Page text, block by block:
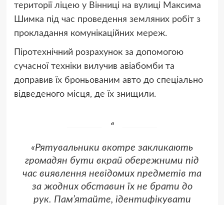
території ліцею у Вінниці на вулиці Максима
Шимка під час проведення земляних робіт з
прокладання комунікаційних мереж.
Піротехнічний розрахунок за допомогою
сучасної техніки вилучив авіабомби та
доправив їх броньованим авто до спеціально
відведеного місця, де їх знищили.
«Рятувальники вкотре закликають
громадян бути вкрай обережними під
час виявлення невідомих предметів та
за жодних обставин їх не брати до
рук. Пам’ятайте, ідентифікувати